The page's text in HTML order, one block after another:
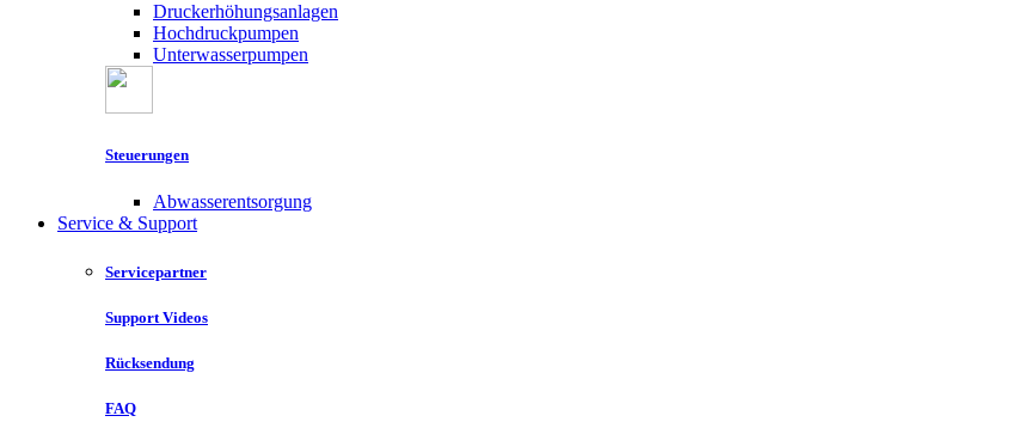
Druckerhöhungsanlagen
Hochdruckpumpen
Unterwasserpumpen
Steuerungen
Abwasserentsorgung
Service & Support
Servicepartner
Support Videos
Rücksendung
FAQ